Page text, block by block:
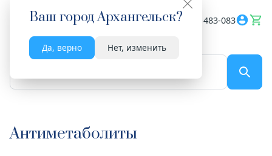
Ваш городАрхангельск?
Да, верно Нет, изменить
Весь сайт 8182 483-083
Антиметаболиты